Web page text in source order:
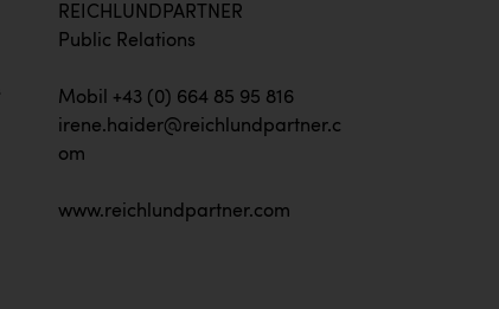
REICHLUNDPARTNER
Public Relations
Mobil +43 (0) 664 85 95 816
irene.haider@reichlundpartner.c
om
www.reichlundpartner.com